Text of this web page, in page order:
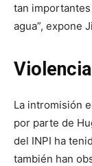
tan
agua”, expone
La intromisión
por parte de
del INPI ha
también han